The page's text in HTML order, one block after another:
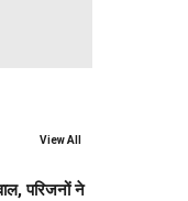
View All
परिजनों ने